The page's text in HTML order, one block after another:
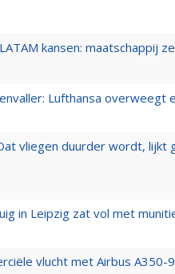
kansen: maatschappij
Lufthansa overweegt
vliegen duurder wordt, lijkt
in Leipzig zat vol met
vlucht met Airbus A350-